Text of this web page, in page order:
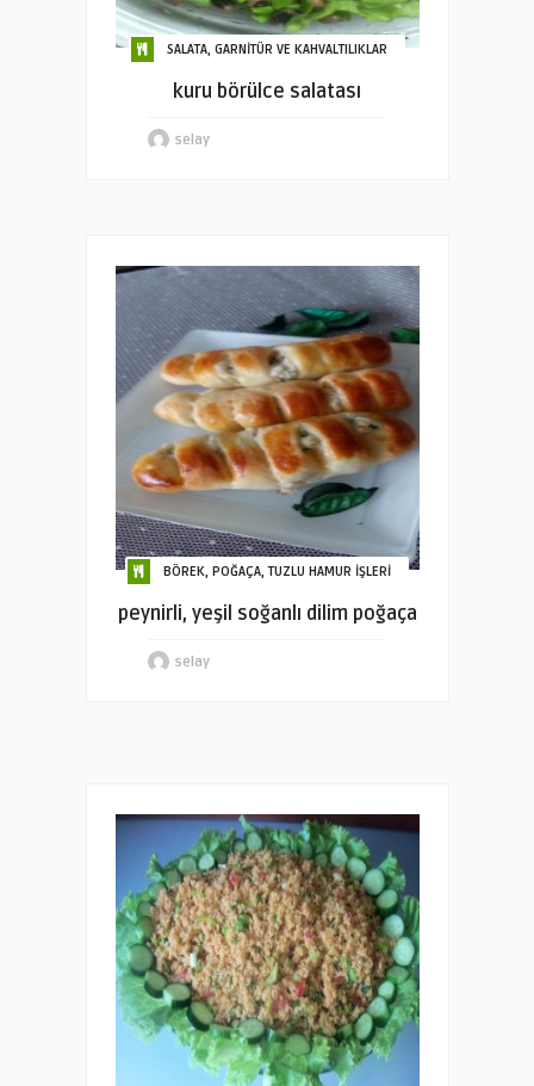
SALATA, GARNİTÜR VE KAHVALTILIKLAR
kuru börülce salatası
selay
BÖREK, POĞAÇA, TUZLU HAMUR İŞLERİ
peynirli, yeşil soğanlı dilim poğaça
selay